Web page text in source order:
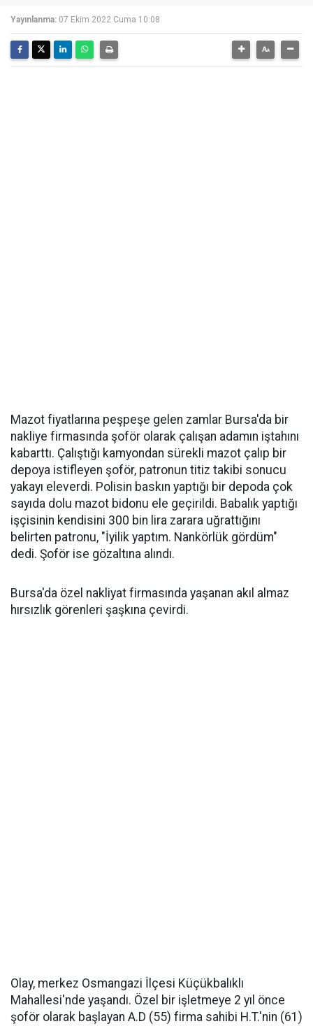
Yayınlanma: 07 Ekim 2022 Cuma 10:08
Mazot fiyatlarına peşpeşe gelen zamlar Bursa'da bir
nakliye firmasında şoför olarak çalışan adamın iştahını
kabarttı. Çalıştığı kamyondan sürekli mazot çalıp bir
depoya istifleyen şoför, patronun titiz takibi sonucu
yakayı eleverdi. Polisin baskın yaptığı bir depoda çok
sayıda dolu mazot bidonu ele geçirildi. Babalık yaptığı
işçisinin kendisini 300 bin lira zarara uğrattığını
belirten patronu, "İyilik yaptım. Nankörlük gördüm"
dedi. Şoför ise gözaltına alındı.
Bursa'da özel nakliyat firmasında yaşanan akıl almaz
hırsızlık görenleri şaşkına çevirdi.
Olay, merkez Osmangazi İlçesi Küçükbalıklı
Mahallesi'nde yaşandı. Özel bir işletmeye 2 yıl önce
şoför olarak başlayan A.D (55) firma sahibi H.T.'nin (61)